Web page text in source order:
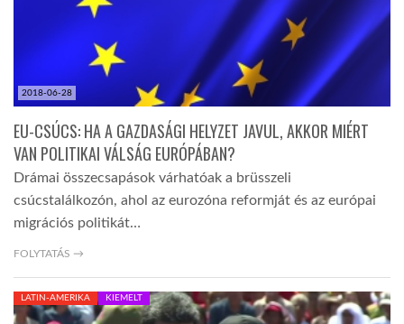
2018-06-28
EU-CSÚCS: HA A GAZDASÁGI HELYZET JAVUL, AKKOR MIÉRT
VAN POLITIKAI VÁLSÁG EURÓPÁBAN?
Drámai összecsapások várhatóak a brüsszeli
csúcstalálkozón, ahol az eurozóna reformját és az európai
migrációs politikát…
FOLYTATÁS →
LATIN-AMERIKA KIEMELT